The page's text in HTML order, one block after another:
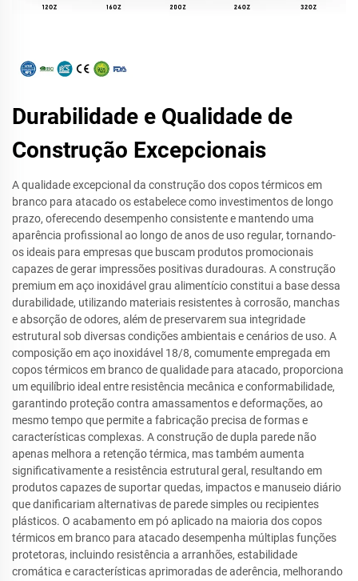
Durabilidade e Qualidade de
Construção Excepcionais
A qualidade excepcional da construção dos copos térmicos em
branco para atacado os estabelece como investimentos de longo
prazo, oferecendo desempenho consistente e mantendo uma
aparência profissional ao longo de anos de uso regular, tornando-
os ideais para empresas que buscam produtos promocionais
capazes de gerar impressões positivas duradouras. A construção
premium em aço inoxidável grau alimentício constitui a base dessa
durabilidade, utilizando materiais resistentes à corrosão, manchas
e absorção de odores, além de preservarem sua integridade
estrutural sob diversas condições ambientais e cenários de uso. A
composição em aço inoxidável 18/8, comumente empregada em
copos térmicos em branco de qualidade para atacado, proporciona
um equilíbrio ideal entre resistência mecânica e conformabilidade,
garantindo proteção contra amassamentos e deformações, ao
mesmo tempo que permite a fabricação precisa de formas e
características complexas. A construção de dupla parede não
apenas melhora a retenção térmica, mas também aumenta
significativamente a resistência estrutural geral, resultando em
produtos capazes de suportar quedas, impactos e manuseio diário
que danificariam alternativas de parede simples ou recipientes
plásticos. O acabamento em pó aplicado na maioria dos copos
térmicos em branco para atacado desempenha múltiplas funções
protetoras, incluindo resistência a arranhões, estabilidade
cromática e características aprimoradas de aderência, melhorando